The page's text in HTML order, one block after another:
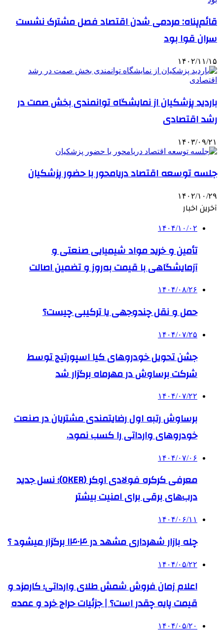
قائم‌پناه: مردمی‌ شدن اقتصاد فصل مشترک نشست
سران قوا بود
۱۴۰۲/۱۱/۱۵
باردید پزشکیان از نمایشگاه توانمندی بخش صمت در
رشد اقتصادی
۱۴۰۳/۰۹/۲۱
جلسه توسعه اقتصاد دریامحور با حضور پزشکیان
۱۴۰۲/۱۰/۲۹
آخرین اخبار
۱۴۰۴/۱۰/۰۲
تأمین و خرید مواد شیمیایی صنعتی و
آزمایشگاهی با قیمت به‌روز و تضمین اصالت
۱۴۰۴/۰۸/۲۶
حمل و نقل چندوجهی یا ترکیبی چیست؟
۱۴۰۴/۰۷/۲۵
جشن تحویل خودروهای کیا اسپورتیج توسط
شرکت برساوش در مهرماه برگزار شد
۱۴۰۴/۰۷/۲۲
برساوش رتبه اول رضایتمندی مشتریان در صنعت
خودروهای وارداتی را کسب نمود.
۱۴۰۴/۰۷/۰۶
معرفی کرکره فولادی اوکر (OKER)؛ نسل جدید
درب‌های برقی برای امنیت بیشتر
۱۴۰۴/۰۶/۱۱
چله بازار شهرداری مشهد در ۱۴۰۴ برگزار میشود ؟
۱۴۰۴/۰۵/۲۲
اعلام زمان فروش شمش طلای وارداتی؛ کارمزد و
قیمت پایه چقدر است؟ | جزئیات حراج خرد و عمده
۱۴۰۴/۰۵/۲۰